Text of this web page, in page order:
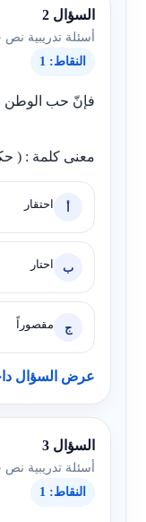
السؤال 2
أسئلة تدريبية
النقاط: 1
فإنّ حب الوطن
معنى كلمة : (
أ احتقار
ب احتار
ج مقصوراً
عرض السؤال
السؤال 3
أسئلة تدريبية
النقاط: 1